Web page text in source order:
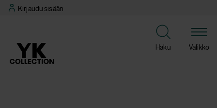
Siirry
suoraan
Kirjaudu sisään
Haku Valikko